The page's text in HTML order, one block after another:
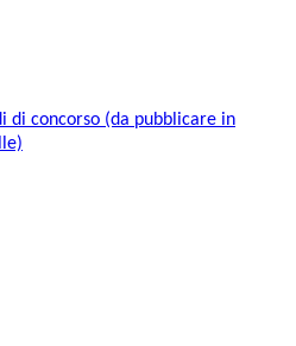
di concorso (da pubblicare in